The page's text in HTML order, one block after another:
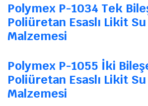
Polymex P-1034 Tek
Poliüretan Esaslı Likit Su
Malzemesi
Polymex P-1055 İki
Poliüretan Esaslı Likit Su
Malzemesi